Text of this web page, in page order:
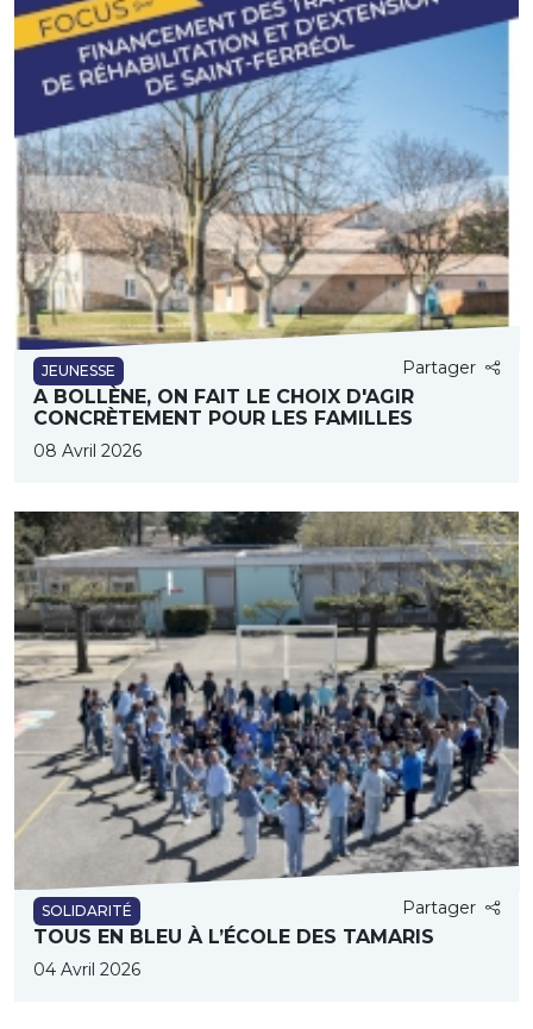
JEUNESSE Partager
A BOLLÈNE, ON FAIT LE CHOIX D'AGIR
CONCRÈTEMENT POUR LES FAMILLES
08 Avril 2026
SOLIDARITÉ Partager
TOUS EN BLEU À L’ÉCOLE DES TAMARIS
04 Avril 2026